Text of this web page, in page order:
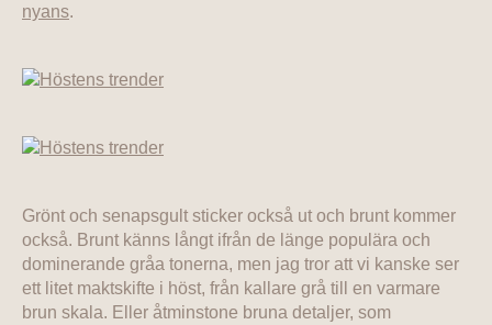
nyans.
Grönt och senapsgult sticker också ut och brunt kommer
också. Brunt känns långt ifrån de länge populära och
dominerande gråa tonerna, men jag tror att vi kanske ser
ett litet maktskifte i höst, från kallare grå till en varmare
brun skala. Eller åtminstone bruna detaljer, som